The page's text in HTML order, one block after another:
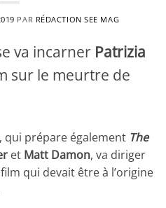
PAR RÉDACTION SEE MAG
va incarner Patrizia
sur le meurtre de
, qui prépare également The
et Matt Damon, va diriger
qui devait être à l’origine